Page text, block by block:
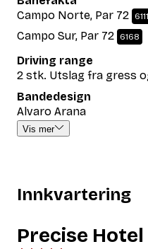
Campo Norte, Par 72 6111
Campo Sur, Par 72 6168
Driving range
2 stk. Utslag fra gress
Bandedesign
Alvaro Arana
Vis mer
Innkvartering
Precise